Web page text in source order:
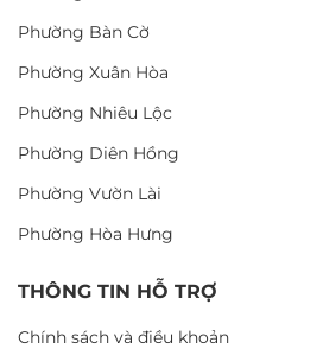
Phường Bàn Cờ
Phường Xuân Hòa
Phường Nhiêu Lộc
Phường Diên Hồng
Phường Vườn Lài
Phường Hòa Hưng
THÔNG TIN HỖ TRỢ
Chính sách và điều khoản